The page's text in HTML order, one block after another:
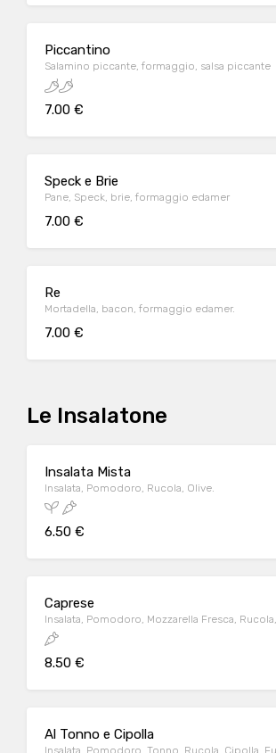
Piccantino
Salamino piccante, formaggio, salsa piccante
7.00 €
Speck e Brie
Pane, Speck, brie, formaggio edamer
7.00 €
Re
Mortadella, bacon, formaggio edamer.
7.00 €
Le Insalatone
Insalata Mista
Insalata, Pomodoro, Rucola, Olive.
6.50 €
Caprese
Insalata, Pomodoro, Mozzarella Fresca,
8.50 €
Al Tonno e Cipolla
Insalata, Pomodoro, Tonno, Rucola, Cipolla,